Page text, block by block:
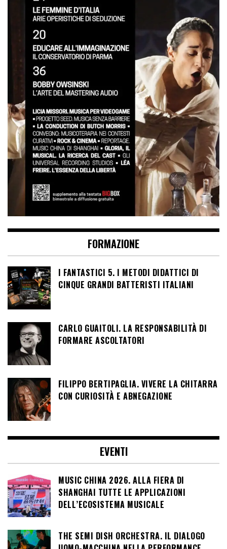
FORMAZIONE
I FANTASTICI 5. I METODI DIDATTICI DI
CINQUE GRANDI BATTERISTI ITALIANI
CARLO GUAITOLI. LA RESPONSABILITÀ DI
FORMARE ASCOLTATORI
FILIPPO BERTIPAGLIA. VIVERE LA CHITARRA
CON CURIOSITÀ E ABNEGAZIONE
EVENTI
MUSIC CHINA 2026. ALLA FIERA DI
SHANGHAI TUTTE LE APPLICAZIONI
DELL’ECOSISTEMA MUSICALE
THE SEMI DISH ORCHESTRA. IL DIALOGO